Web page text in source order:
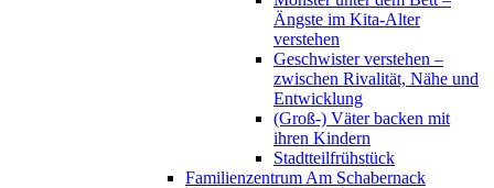
Ängste im Kita-Alter
verstehen
Geschwister verstehen –
zwischen Rivalität, Nähe und
Entwicklung
(Groß-) Väter backen mit
ihren Kindern
Stadtteilfrühstück
Familienzentrum Am Schabernack